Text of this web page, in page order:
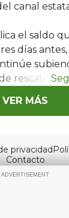
canal
el saldo
días
rescate.
VER MÁS
privacidad
Contacto